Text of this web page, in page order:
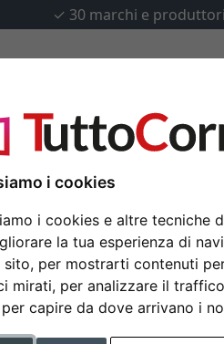
i cookies
i cookies e altre tecniche
la tua esperienza di
sito, per mostrarti contenuti
mirati, per analizzare il
capire da dove arrivano i
✓ 30 marchi e produttori
Passepartout Accessori